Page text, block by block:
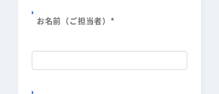
お名前（ご担当者） *